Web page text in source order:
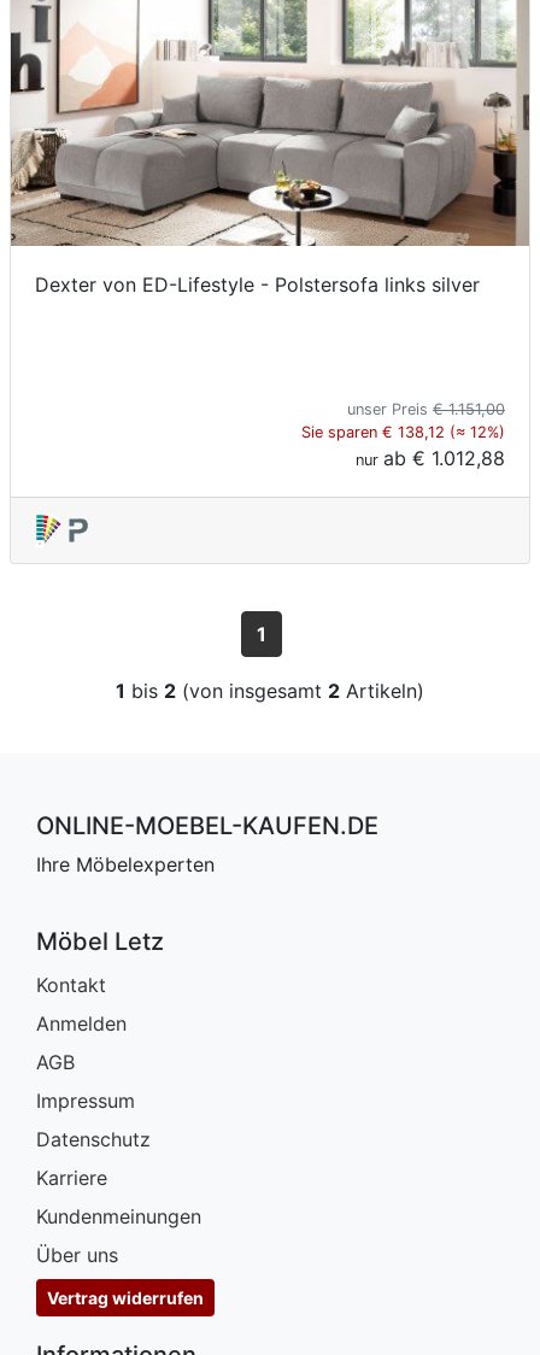
Dexter von ED-Lifestyle - Polstersofa links silver
unser Preis € 1.151,00
Sie sparen € 138,12 (≈ 12%)
nur ab € 1.012,88
1
1 bis 2 (von insgesamt 2 Artikeln)
ONLINE-MOEBEL-KAUFEN.DE
Ihre Möbelexperten
Möbel Letz
Kontakt
Anmelden
AGB
Impressum
Datenschutz
Karriere
Kundenmeinungen
Über uns
Vertrag widerrufen